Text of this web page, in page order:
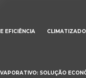
EFICIÊNCIA
SOLUÇÃO